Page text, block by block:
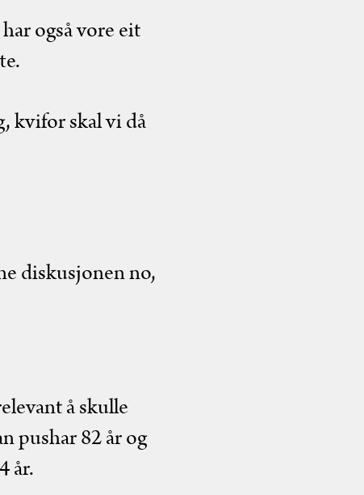
også vore eit
kvifor skal vi då
diskusjonen no,
å skulle
pushar 82 år og
år.